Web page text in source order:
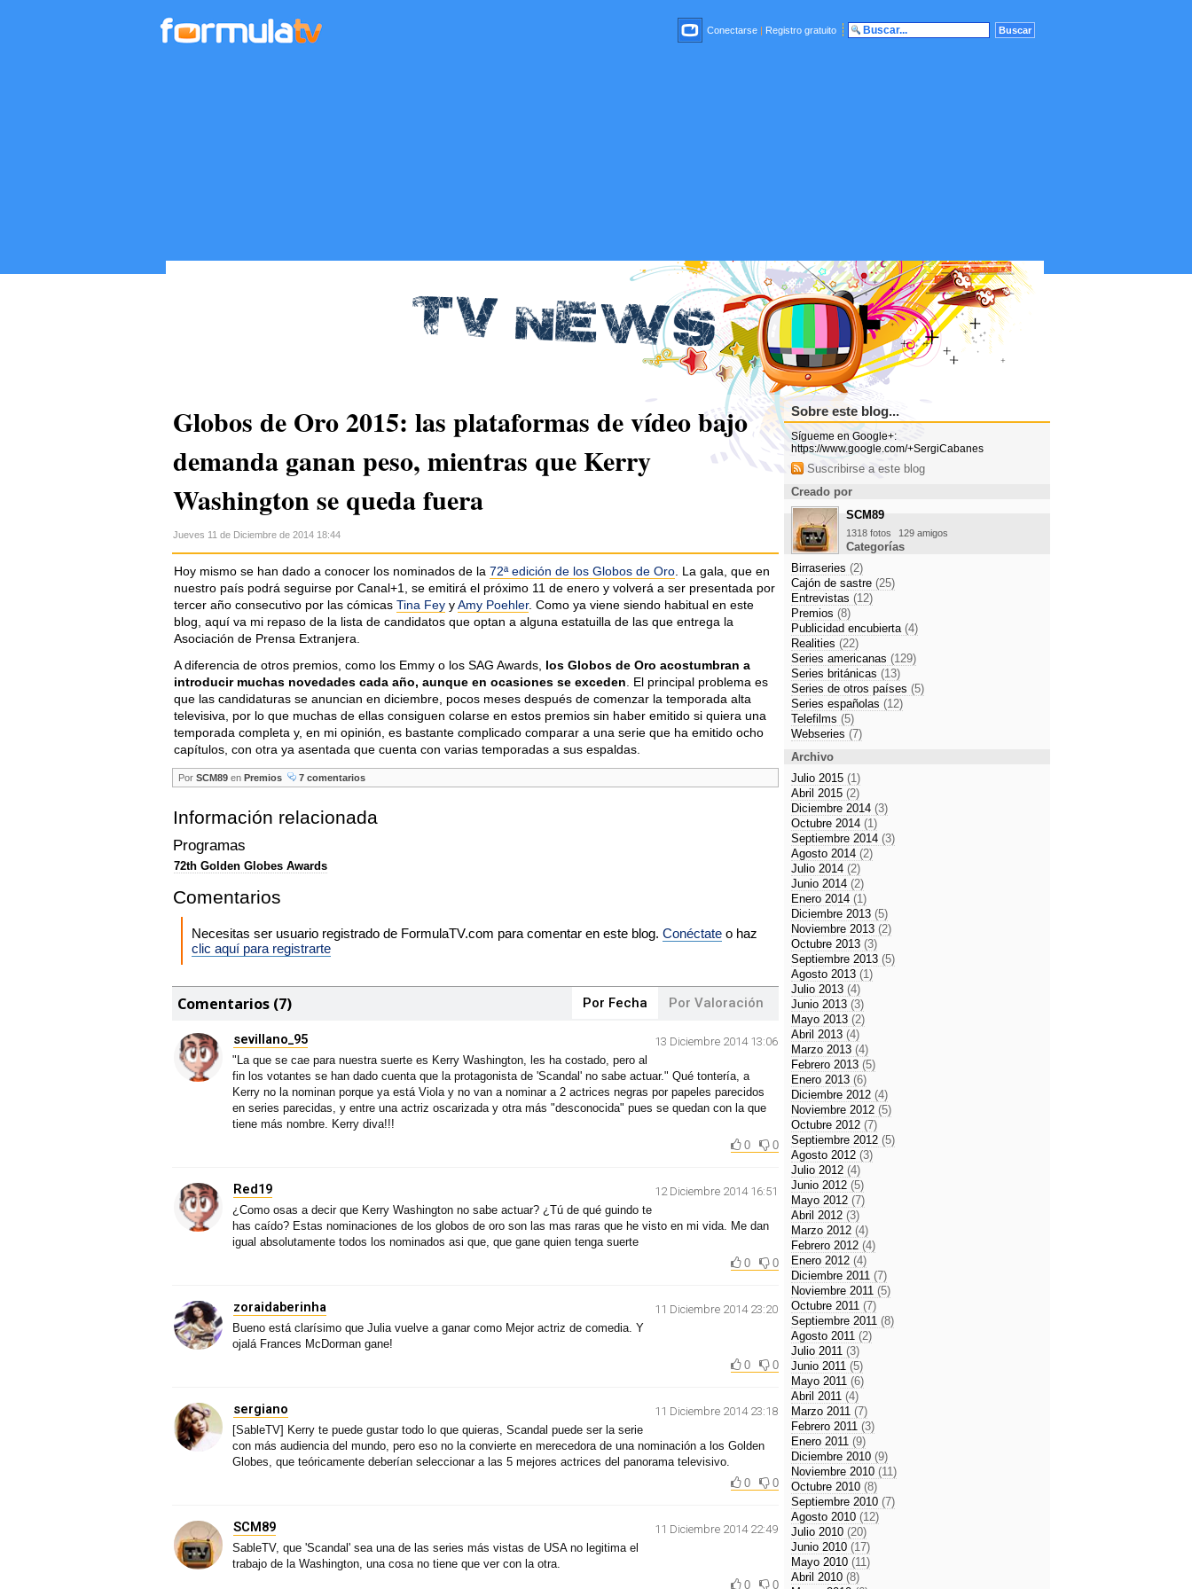
Conectarse | Registro gratuito
Globos de Oro 2015: las plataformas de vídeo bajo
demanda ganan peso, mientras que Kerry
Washington se queda fuera
Jueves 11 de Diciembre de 2014 18:44
Hoy mismo se han dado a conocer los nominados de la 72ª edición de los Globos de Oro . La gala, que en
nuestro país podrá seguirse por Canal+1, se emitirá el próximo 11 de enero y volverá a ser presentada por
tercer año consecutivo por las cómicas Tina Fey yAmy Poehler. Como ya viene siendo habitual en este
blog, aquí va mi repaso de la lista de candidatos que optan a alguna estatuilla de las que entrega la
Asociación de Prensa Extranjera.
A diferencia de otros premios, como los Emmy o los SAG Awards, los Globos de Oro acostumbran a
introducir muchas novedades cada año, aunque en ocasiones se exceden . El principal problema es
que las candidaturas se anuncian en diciembre, pocos meses después de comenzar la temporada alta
televisiva, por lo que muchas de ellas consiguen colarse en estos premios sin haber emitido si quiera una
temporada completa y, en mi opinión, es bastante complicado comparar a una serie que ha emitido ocho
capítulos, con otra ya asentada que cuenta con varias temporadas a sus espaldas.
Por SCM89 en Premios 7 comentarios
Información relacionada
Programas
72th Golden Globes Awards
Comentarios
Necesitas ser usuario registrado de FormulaTV.com para comentar en este blog. Conéctate o haz
clic aquí para registrarte
Comentarios (7) Por Fecha Por Valoración
sevillano_95
13 Diciembre 2014 13:06
"La que se cae para nuestra suerte es Kerry Washington, les ha costado, pero al
fin los votantes se han dado cuenta que la protagonista de 'Scandal' no sabe actuar." Qué tontería, a
Kerry no la nominan porque ya está Viola y no van a nominar a 2 actrices negras por papeles parecidos
en series parecidas, y entre una actriz oscarizada y otra más "desconocida" pues se quedan con la que
tiene más nombre. Kerry diva!!!
0
0
Red19
12 Diciembre 2014 16:51
¿Como osas a decir que Kerry Washington no sabe actuar? ¿Tú de qué guindo te
has caído? Estas nominaciones de los globos de oro son las mas raras que he visto en mi vida. Me dan
igual absolutamente todos los nominados asi que, que gane quien tenga suerte
0
0
zoraidaberinha
11 Diciembre 2014 23:20
Bueno está clarísimo que Julia vuelve a ganar como Mejor actriz de comedia. Y
ojalá Frances McDorman gane!
0
0
sergiano
11 Diciembre 2014 23:18
[SableTV] Kerry te puede gustar todo lo que quieras, Scandal puede ser la serie
con más audiencia del mundo, pero eso no la convierte en merecedora de una nominación a los Golden
Globes, que teóricamente deberían seleccionar a las 5 mejores actrices del panorama televisivo.
0
0
SCM89
11 Diciembre 2014 22:49
SableTV, que 'Scandal' sea una de las series más vistas de USA no legitima el
trabajo de la Washington, una cosa no tiene que ver con la otra.
0
0
Sobre este blog...
Sígueme en Google+:
https://www.google.com/+SergiCabanes
Suscribirse a este blog
Creado por
SCM89
1318 fotos 129 amigos
Categorías
Birraseries (2)
Cajón de sastre (25)
Entrevistas (12)
Premios (8)
Publicidad encubierta (4)
Realities (22)
Series americanas (129)
Series británicas (13)
Series de otros países (5)
Series españolas (12)
Telefilms (5)
Webseries (7)
Archivo
Julio 2015 (1)
Abril 2015 (2)
Diciembre 2014 (3)
Octubre 2014 (1)
Septiembre 2014 (3)
Agosto 2014 (2)
Julio 2014 (2)
Junio 2014 (2)
Enero 2014 (1)
Diciembre 2013 (5)
Noviembre 2013 (2)
Octubre 2013 (3)
Septiembre 2013 (5)
Agosto 2013 (1)
Julio 2013 (4)
Junio 2013 (3)
Mayo 2013 (2)
Abril 2013 (4)
Marzo 2013 (4)
Febrero 2013 (5)
Enero 2013 (6)
Diciembre 2012 (4)
Noviembre 2012 (5)
Octubre 2012 (7)
Septiembre 2012 (5)
Agosto 2012 (3)
Julio 2012 (4)
Junio 2012 (5)
Mayo 2012 (7)
Abril 2012 (3)
Marzo 2012 (4)
Febrero 2012 (4)
Enero 2012 (4)
Diciembre 2011 (7)
Noviembre 2011 (5)
Octubre 2011 (7)
Septiembre 2011 (8)
Agosto 2011 (2)
Julio 2011 (3)
Junio 2011 (5)
Mayo 2011 (6)
Abril 2011 (4)
Marzo 2011 (7)
Febrero 2011 (3)
Enero 2011 (9)
Diciembre 2010 (9)
Noviembre 2010 (11)
Octubre 2010 (8)
Septiembre 2010 (7)
Agosto 2010 (12)
Julio 2010 (20)
Junio 2010 (17)
Mayo 2010 (11)
Abril 2010 (8)